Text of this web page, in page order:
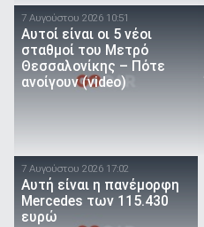
7 Αυγούστου 2026 10:51
Αυτοί είναι οι 5 νέοι
σταθμοί του Μετρό
Θεσσαλονίκης – Πότε
ανοίγουν (video)
7 Αυγούστου 2026 17:02
Αυτή είναι η πανέμορφη
Mercedes των 115.430
ευρώ